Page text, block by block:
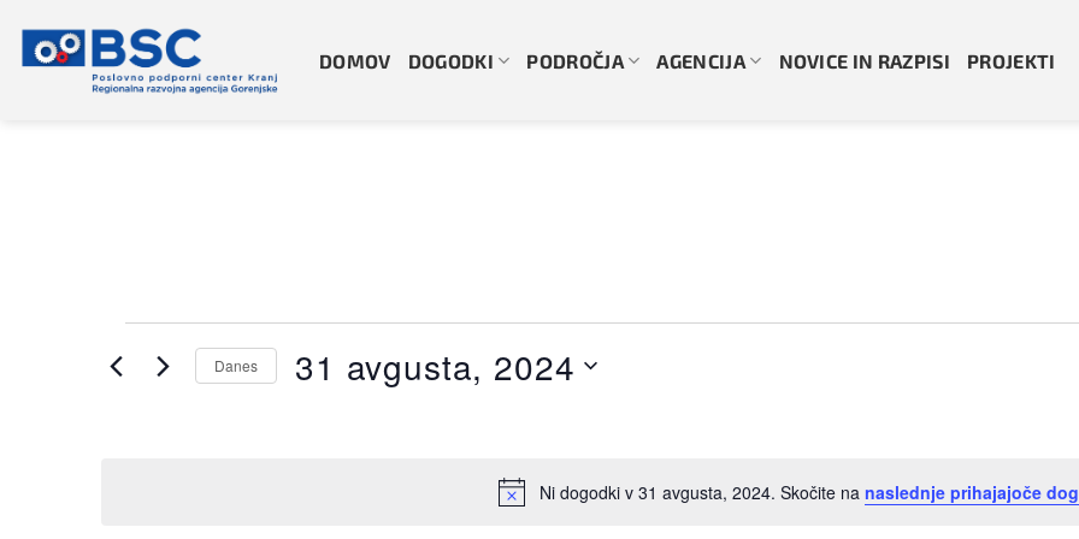
vsebino
DOMOV DOGODKI PODROČJA AGENCIJA NOVICE IN RAZPISI PROJEKTI
Notice
Ni dogodki v 31 avgusta, 2024. Skočite na naslednje prihajajoče
Dogodki
Danes 31 avgusta, 2024